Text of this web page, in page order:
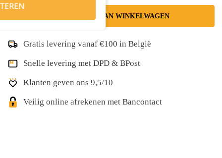
TOEVOEGEN AAN WINKELWAGEN
Gratis levering vanaf €100 in België
Snelle levering met DPD & BPost
Klanten geven ons 9,5/10
Veilig online afrekenen met Bancontact